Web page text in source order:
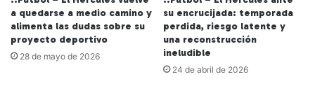
a quedarse a medio camino y
alimenta las dudas sobre su
proyecto deportivo
28 de mayo de 2026
su encrucijada: temporada
perdida, riesgo latente y
una reconstrucción
ineludible
24 de abril de 2026